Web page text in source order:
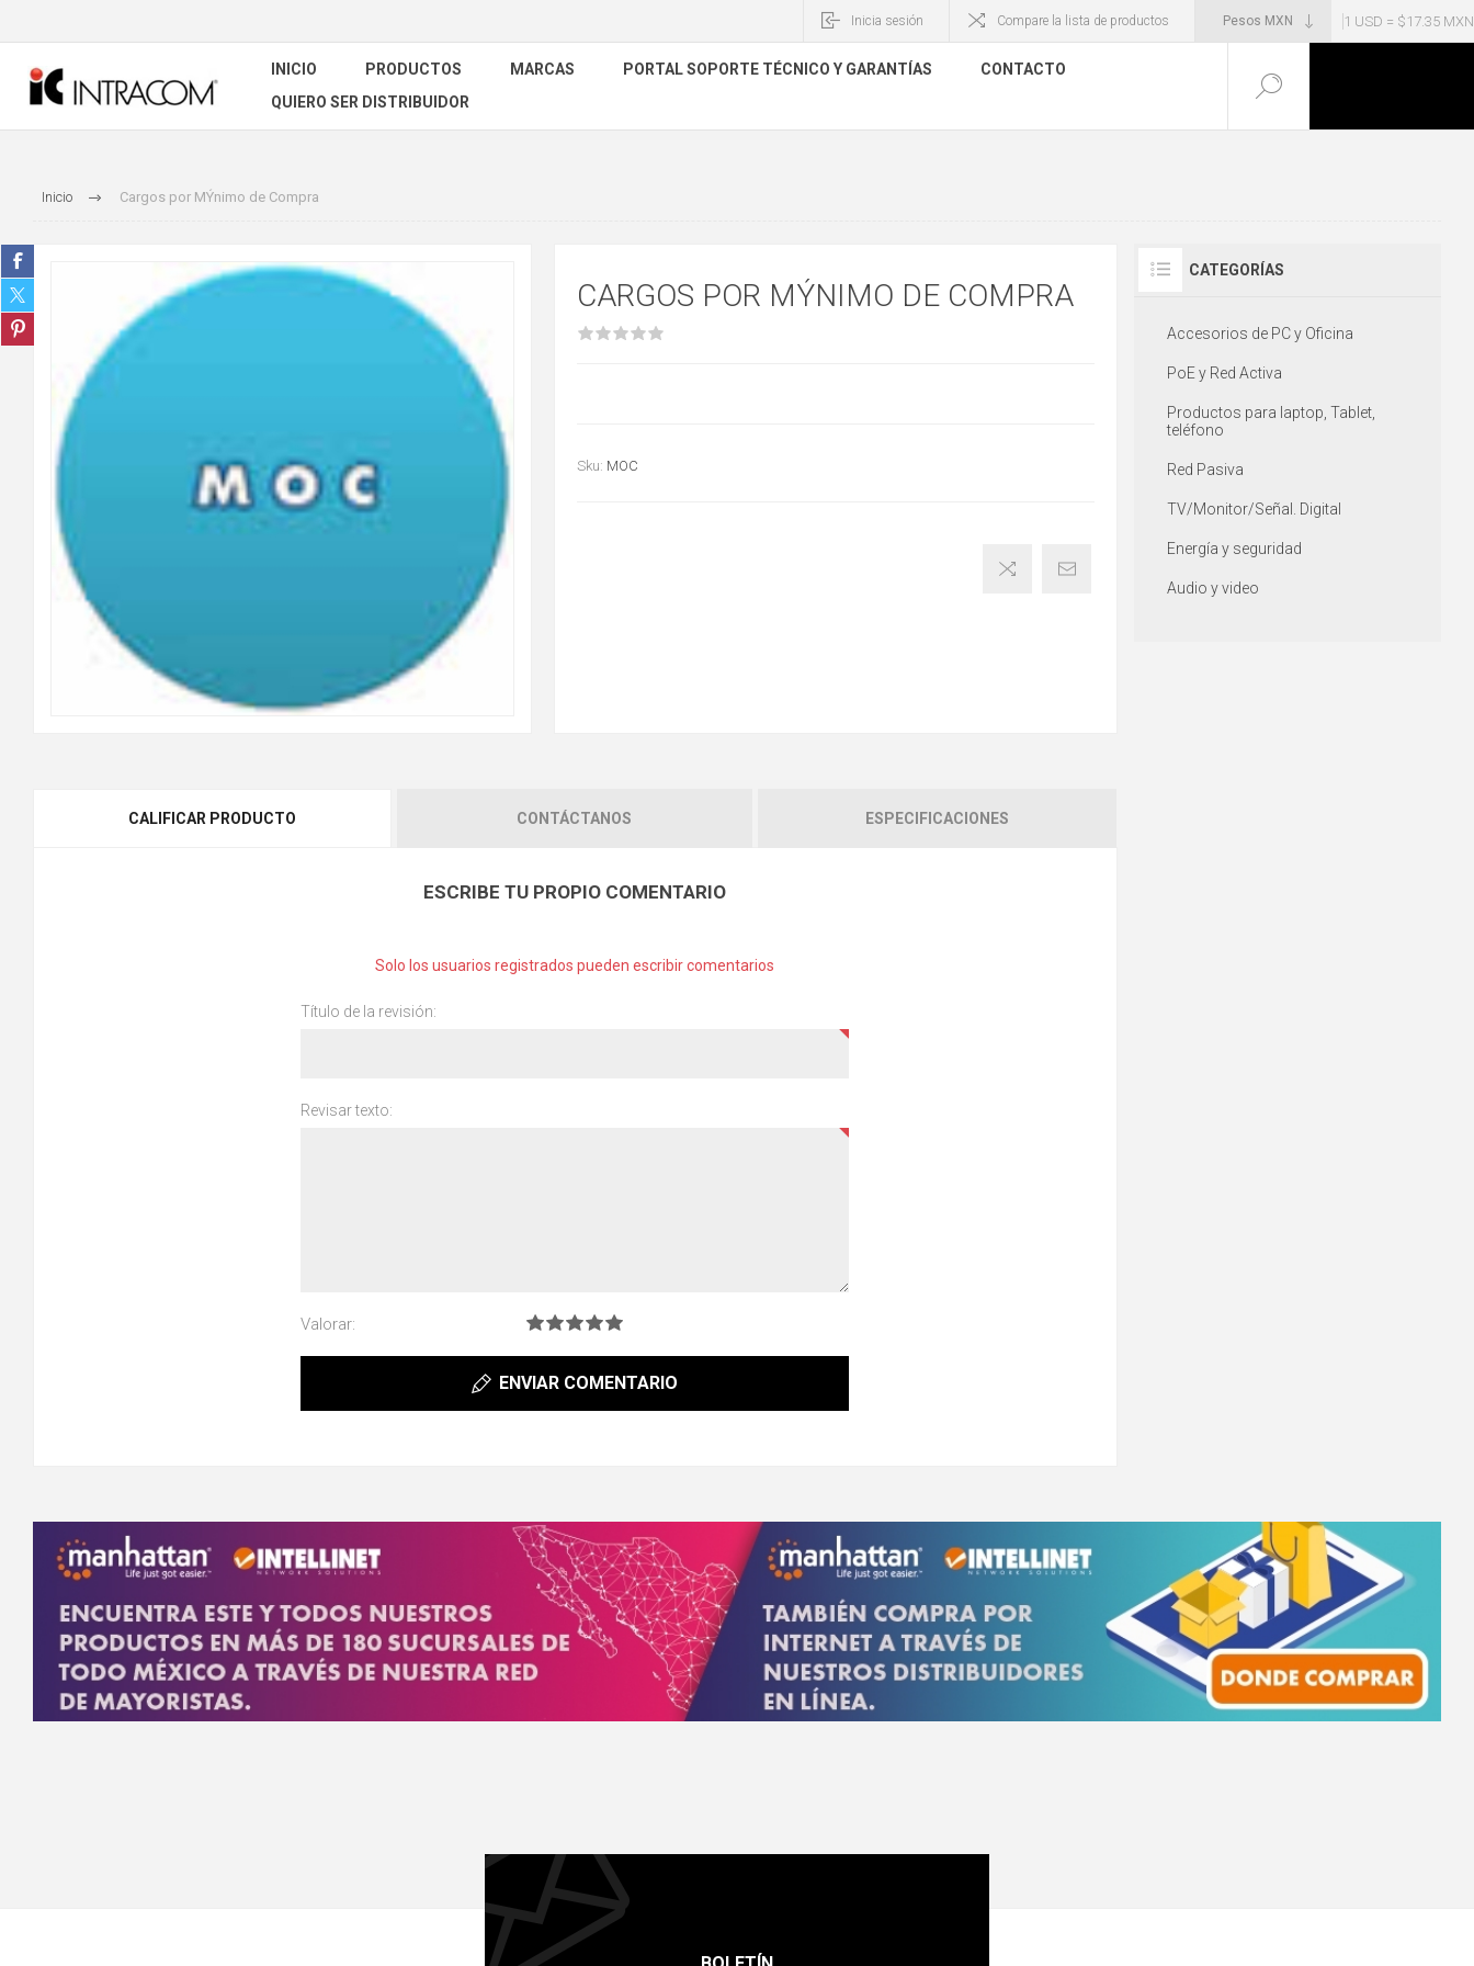
1 USD = $17.35 MXN
Inicia sesión Compare la lista de productos
INICIO PRODUCTOS MARCAS PORTAL SOPORTE TÉCNICO Y GARANTÍAS
CONTACTO
QUIERO SER DISTRIBUIDOR
Inicio Cargos por MÝnimo de Compra
CARGOS POR MÝNIMO DE COMPRA
Sku: MOC
CALIFICAR PRODUCTO CONTÁCTANOS ESPECIFICACIONES
ESCRIBE TU PROPIO COMENTARIO
Solo los usuarios registrados pueden escribir comentarios
Título de la revisión:
Revisar texto:
Valorar:
ENVIAR COMENTARIO
CATEGORÍAS
Accesorios de PC y Oficina
PoE y Red Activa
Productos para laptop, Tablet,
teléfono
Red Pasiva
TV/Monitor/Señal. Digital
Energía y seguridad
Audio y video